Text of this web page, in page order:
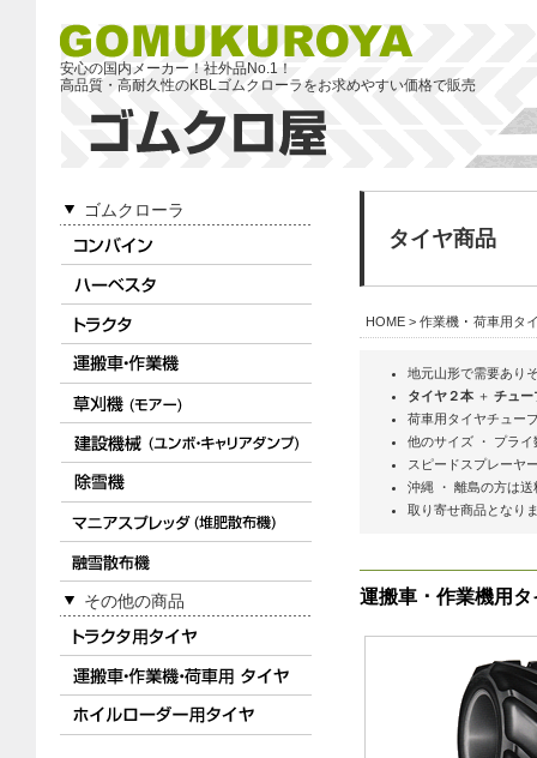
安心の国内メーカー！社外品No.1！
高品質・高耐久性のKBLゴムクローラをお求めやすい価格で販売
ゴムクローラ
その他の商品
タイヤ商品
HOME > 作業機 ･ 荷車用タ
地元山形で需要あり
タイヤ２本 ＋ チュー
荷車用タイヤチュー
他のサイズ ・ プラ
スピードスプレーヤ
沖縄 ・ 離島の方は
取り寄せ商品となり
運搬車 ･ 作業機用タ